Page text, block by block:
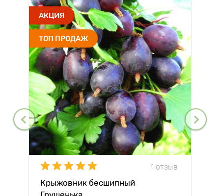
АКЦИЯ
ТОП ПРОДАЖ
1 отзыв
Крыжовник бесшипный